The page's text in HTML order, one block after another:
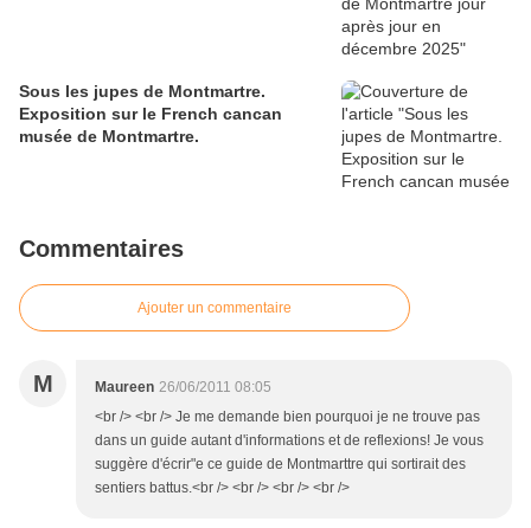
Sous les jupes de Montmartre.
Exposition sur le French cancan
musée de Montmartre.
Commentaires
Ajouter un commentaire
M Maureen 26/06/2011 08:05
<br /> <br /> Je me demande bien pourquoi je ne trouve pas
dans un guide autant d'informations et de reflexions! Je vous
suggère d'écrir"e ce guide de Montmarttre qui sortirait des
sentiers battus.<br /> <br /> <br /> <br />